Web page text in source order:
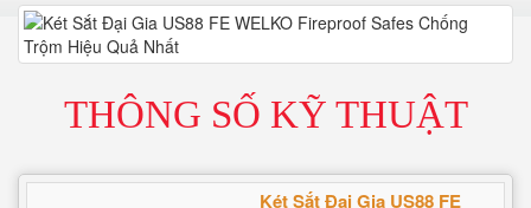
THÔNG SỐ KỸ THUẬT
Két Sắt Đại Gia US88 FE